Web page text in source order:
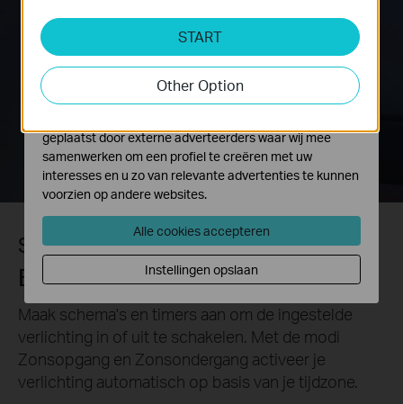
Schema's & timers
Eenvoudig je leven beheren
Maak schema's en timers aan om de ingestelde
verlichting in of uit te schakelen. Met de modi
Zonsopgang en Zonsondergang activeer je
verlichting automatisch op basis van je tijdzone.
START
Other Option
Analyse en Marketing Cookies
Cookies voor analyse geven ons de mogelijkheid uw
activiteiten op onze website te volgen en zo de
functionaliteit van de website aan te passen en te
verbeteren.
geplaatst door externe adverteerders waar wij mee
samenwerken om een profiel te creëren met uw
interesses en u zo van relevante advertenties te kunnen
voorzien op andere websites.
Alle cookies accepteren
Instellingen opslaan